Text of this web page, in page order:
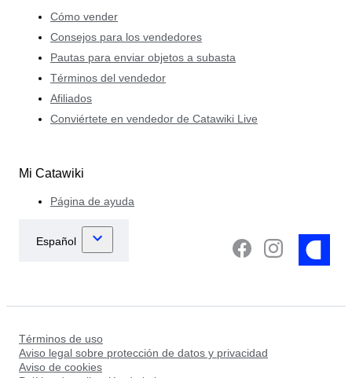
Cómo vender
Consejos para los vendedores
Pautas para enviar objetos a subasta
Términos del vendedor
Afiliados
Conviértete en vendedor de Catawiki Live
Mi Catawiki
Página de ayuda
Términos de uso
Aviso legal sobre protección de datos y privacidad
Aviso de cookies